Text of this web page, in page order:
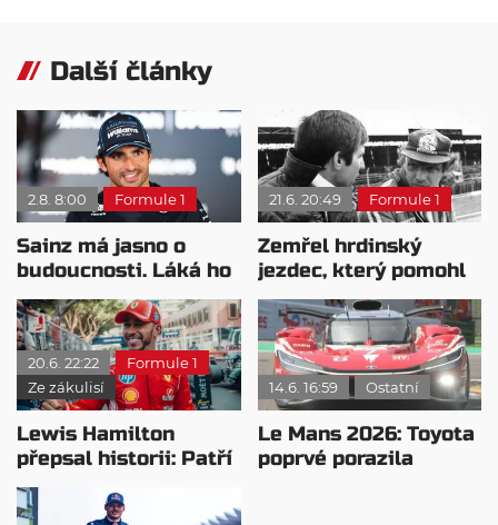
Další články
2.8. 8:00 Formule 1
Sainz má jasno o
budoucnosti. Láká ho
jiná závodní kategorie
21.6. 20:49 Formule 1
Zemřel hrdinský
jezdec, který pomohl
zachránit Nikiho
Laudu
20.6. 22:22
Formule 1
Ze zákulisí
Lewis Hamilton
přepsal historii: Patří
mezi nejstarší vítěze
formule 1
14.6. 16:59 Ostatní
Le Mans 2026: Toyota
poprvé porazila